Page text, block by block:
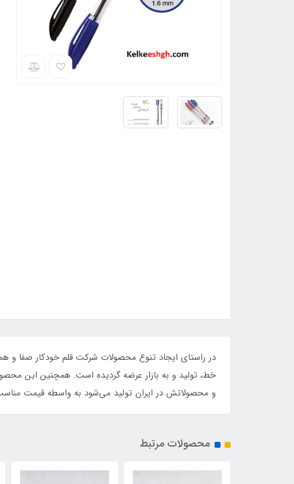
خط، تولید و به بازار عرضه گردیده است. همچنین این
و محصولاتش در ایران تولید می‌شود به واسطه قیمت
محصولات مرتبط